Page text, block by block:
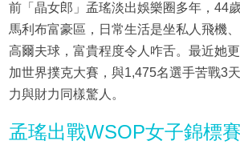
前「晶女郎」孟瑤淡出娛樂圈多年，44
馬利布富豪區，日常生活是坐私人飛機
高爾夫球，富貴程度令人咋舌。最近她
加世界撲克大賽，與1,475名選手苦戰3
力與財力同樣驚人。
孟瑤出戰WSOP女子錦標